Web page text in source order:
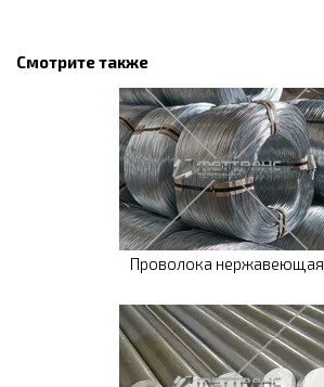
Смотрите также
Проволока нержавеющая